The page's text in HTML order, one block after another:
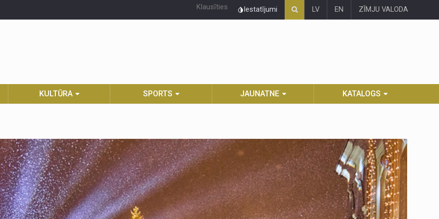
Klausīties Iestatījumi LV EN ZĪMJU VALODA
KULTŪRA SPORTS JAUNATNE KATALOGS